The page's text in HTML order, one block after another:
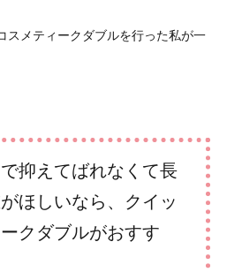
スメティークダブルを行った私が一
抑えてばれなくて長
ほしいなら、クイッ
クダブルがおすす